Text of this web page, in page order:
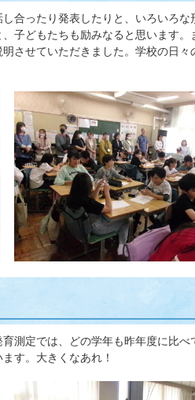
合ったり発表したりと、いろいろな
子どもたちも励みなると思います。
させていただきました。学校の日々
測定では、どの学年も昨年度に比べ
す。大きくなあれ！